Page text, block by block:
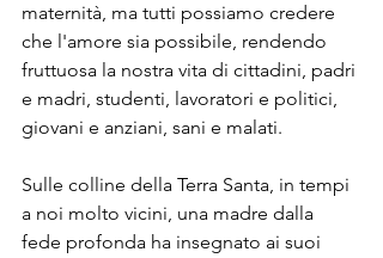
maternità, ma tutti possiamo credere
che l'amore sia possibile, rendendo
fruttuosa la nostra vita di cittadini, padri
e madri, studenti, lavoratori e politici,
giovani e anziani, sani e malati.
Sulle colline della Terra Santa, in tempi
a noi molto vicini, una madre dalla
fede profonda ha insegnato ai suoi